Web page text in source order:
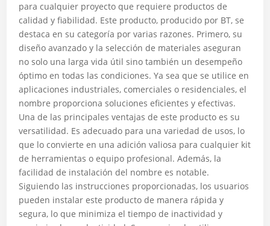
para cualquier proyecto que requiere productos de
calidad y fiabilidad. Este producto, producido por BT, se
destaca en su categoría por varias razones. Primero, su
diseño avanzado y la selección de materiales aseguran
no solo una larga vida útil sino también un desempeño
óptimo en todas las condiciones. Ya sea que se utilice en
aplicaciones industriales, comerciales o residenciales, el
nombre proporciona soluciones eficientes y efectivas.
Una de las principales ventajas de este producto es su
versatilidad. Es adecuado para una variedad de usos, lo
que lo convierte en una adición valiosa para cualquier kit
de herramientas o equipo profesional. Además, la
facilidad de instalación del nombre es notable.
Siguiendo las instrucciones proporcionadas, los usuarios
pueden instalar este producto de manera rápida y
segura, lo que minimiza el tiempo de inactividad y